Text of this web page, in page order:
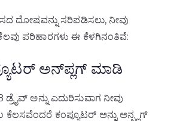
ದೋಷವನ್ನು ಸರಿಪಡಿಸಲು, ನೀವು
ಪರಿಹಾರಗಳು ಈ ಕೆಳಗಿನಂತಿವೆ:
ಅನ್‌ಪ್ಲಗ್ ಮಾಡಿ
ಅನ್ನು ಎದುರಿಸುವಾಗ ನೀವು
ಕಂಪ್ಯೂಟರ್ ಅನ್ನು ಅನ್ಪ್ಲಗ್